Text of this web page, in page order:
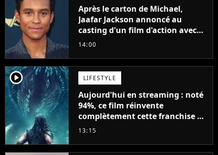
Après le carton de Michael,
Jaafar Jackson annoncé au
casting d'un film d'action avec
Will Smith
14:00
player2 LIFESTYLE
Aujourd'hui en streaming : noté
94%, ce film réinvente
complètement cette franchise de
science-fiction vieille de 40 ans
13:15